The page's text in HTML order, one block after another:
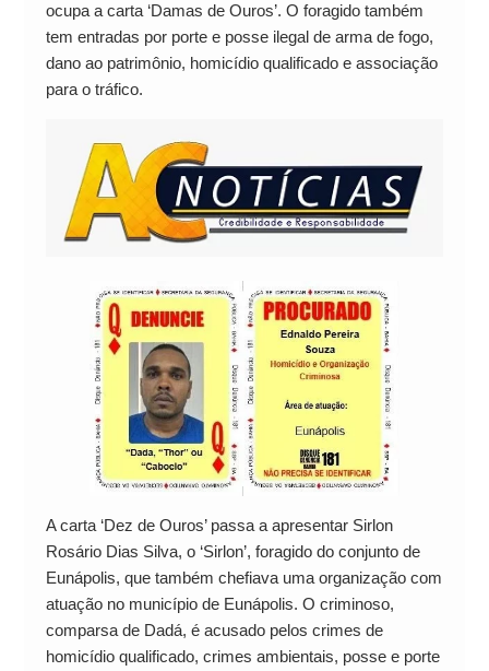
ocupa a carta ‘Damas de Ouros’. O foragido também
tem entradas por porte e posse ilegal de arma de fogo,
dano ao patrimônio, homicídio qualificado e associação
para o tráfico.
A carta ‘Dez de Ouros’ passa a apresentar Sirlon
Rosário Dias Silva, o ‘Sirlon’, foragido do conjunto de
Eunápolis, que também chefiava uma organização com
atuação no município de Eunápolis. O criminoso,
comparsa de Dadá, é acusado pelos crimes de
homicídio qualificado, crimes ambientais, posse e porte